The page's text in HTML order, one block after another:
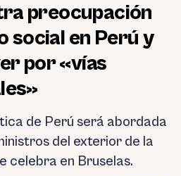
preocupación
social en Perú y
por «vías
de Perú será abordada
del exterior de la
celebra en Bruselas.